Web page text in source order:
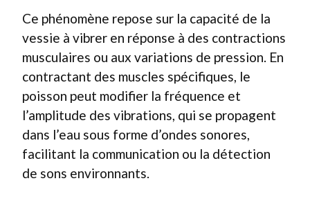
Ce phénomène repose sur la capacité de la
vessie à vibrer en réponse à des contractions
musculaires ou aux variations de pression. En
contractant des muscles spécifiques, le
poisson peut modifier la fréquence et
l’amplitude des vibrations, qui se propagent
dans l’eau sous forme d’ondes sonores,
facilitant la communication ou la détection
de sons environnants.